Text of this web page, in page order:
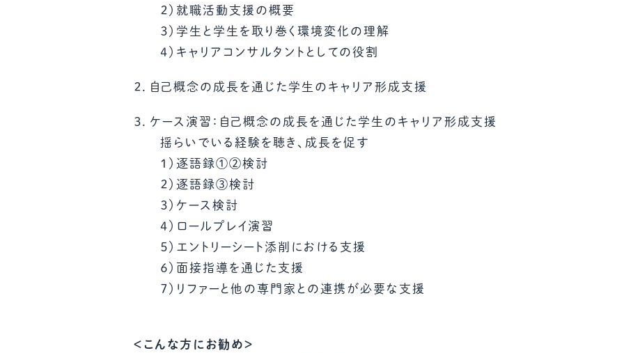
２）就職活動支援の概要
３）学生と学生を取り巻く環境変化の理解
４）キャリアコンサルタントとしての役割
２．自己概念の成長を通じた学生のキャリア形成支援
３．ケース演習：自己概念の成長を通じた学生のキャリア形成支援
揺らいでいる経験を聴き、成長を促す
１）逐語録①②検討
２）逐語録③検討
３）ケース検討
４）ロールプレイ演習
５）エントリーシート添削における支援
６）面接指導を通じた支援
７）リファーと他の専門家との連携が必要な支援
＜こんな方にお勧め＞